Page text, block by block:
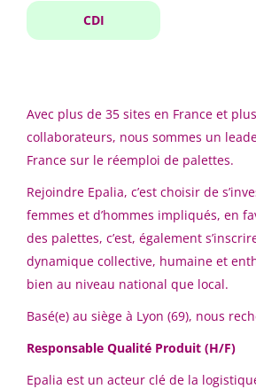
Fourchette de
Jusqu'a €30 000
€30 000 - €40 000
€40 000 - €50 000
Hybride (Basé à Lyon avec
Chef de projet
ROTOVIA
Montoir-de-Bretagne,
15 juin, 2026
Consultant Digital
Luxe, Retail,
Services - CDI
CDI
Avec plus de 35 sites en France et
collaborateurs, nous sommes un
France sur le réemploi de palettes.
Rejoindre Epalia, c’est choisir de
femmes et d’hommes impliqués, en
des palettes, c’est, également
dynamique collective, humaine et
bien au niveau national que local.
Basé(e) au siège à Lyon (69), nous
Responsable Qualité Produit (H/F)
Epalia est un acteur clé de la